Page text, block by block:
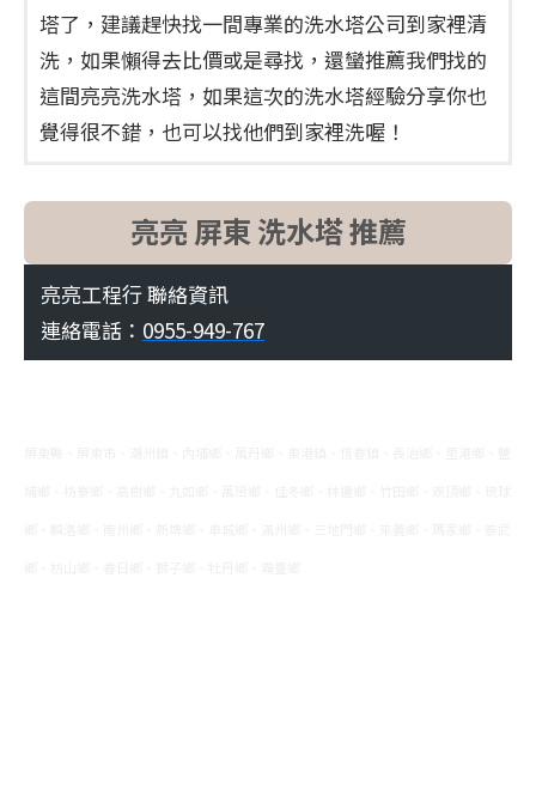
塔了，建議趕快找一間專業的洗水塔公司到家裡清
洗，如果懶得去比價或是尋找，還蠻推薦我們找的
這間亮亮洗水塔，如果這次的洗水塔經驗分享你也
覺得很不錯，也可以找他們到家裡洗喔！
亮亮 屏東 洗水塔 推薦
亮亮工程行 聯絡資訊
連絡電話： 0955-949-767